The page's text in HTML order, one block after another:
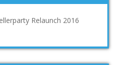
Relaunch 2016